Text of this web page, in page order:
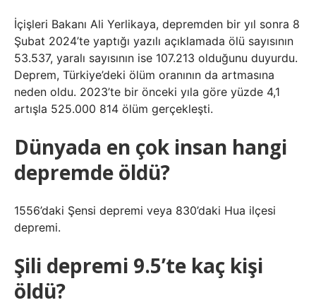
İçişleri Bakanı Ali Yerlikaya, depremden bir yıl sonra 8
Şubat 2024’te yaptığı yazılı açıklamada ölü sayısının
53.537, yaralı sayısının ise 107.213 olduğunu duyurdu.
Deprem, Türkiye’deki ölüm oranının da artmasına
neden oldu. 2023’te bir önceki yıla göre yüzde 4,1
artışla 525.000 814 ölüm gerçekleşti.
Dünyada en çok insan hangi
depremde öldü?
1556’daki Şensi depremi veya 830’daki Hua ilçesi
depremi.
Şili depremi 9.5’te kaç kişi
öldü?